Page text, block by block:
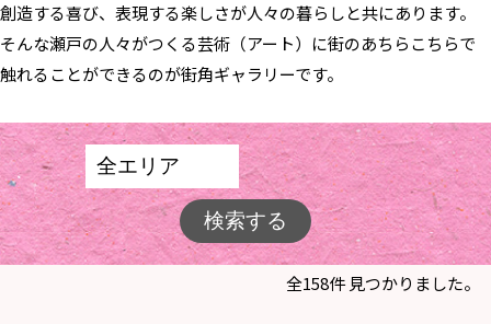
創造する喜び、表現する楽しさが人々の暮らしと共にあります。
そんな瀬戸の人々がつくる芸術（アート）に街のあちらこちらで
触れることができるのが街角ギャラリーです。
全158件 見つかりました。